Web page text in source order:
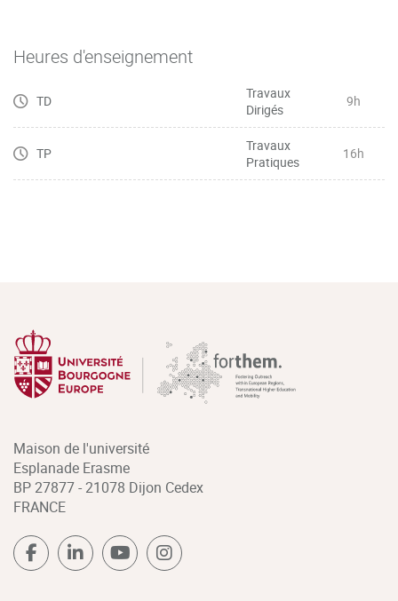
Heures d'enseignement
TD
Travaux
Dirigés
9h
TP
Travaux
Pratiques
16h
Maison de l'université
Esplanade Erasme
BP 27877 - 21078 Dijon Cedex
FRANCE